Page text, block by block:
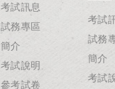
考試訊息
試務專區
簡介
考試說明
參考試卷
考試
試務
簡介
考試